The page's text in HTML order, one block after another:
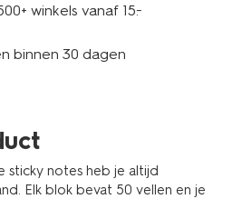
winkels vanaf 15.-
binnen 30 dagen
sticky notes heb je altijd
Elk blok bevat 50 vellen en je